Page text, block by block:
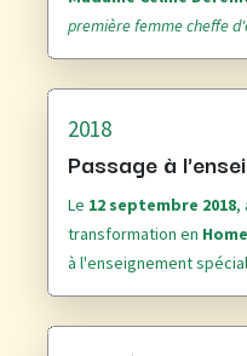
première femme cheffe
2018
Passage à
Le 12 septembre 2018,
transformation en
à l'enseignement